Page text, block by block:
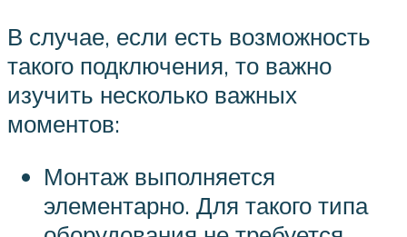
В случае, если есть возможность
такого подключения, то важно
изучить несколько важных
моментов:
Монтаж выполняется
элементарно. Для такого типа